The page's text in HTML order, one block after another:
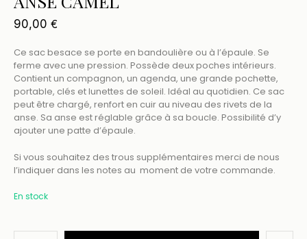
90,00 €
Ce sac besace se porte en bandoulière ou à l’épaule. Se
ferme avec une pression. Possède deux poches intérieurs.
Contient un compagnon, un agenda, une grande pochette,
portable, clés et lunettes de soleil. Idéal au quotidien. Ce sac
peut être chargé, renfort en cuir au niveau des rivets de la
anse. Sa anse est réglable grâce à sa boucle. Possibilité d’y
ajouter une patte d’épaule.
Si vous souhaitez des trous supplémentaires merci de nous
l’indiquer dans les notes au moment de votre commande.
En stock
Added to cart